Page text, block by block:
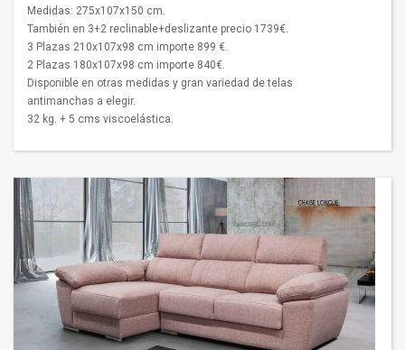
Medidas: 275x107x150 cm.
También en 3+2 reclinable+deslizante precio 1739€.
3 Plazas 210x107x98 cm importe 899 €.
2 Plazas 180x107x98 cm importe 840€.
Disponible en otras medidas y gran variedad de telas
antimanchas a elegir.
32 kg. + 5 cms viscoelástica.